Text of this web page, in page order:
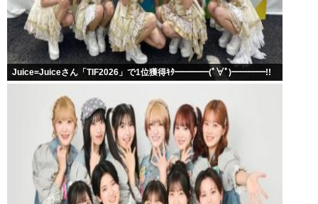
Juice=Juiceさん「TIF2026」で1位獲得ｷﾀ━━━━(ﾟ∀ﾟ)━━━━!!